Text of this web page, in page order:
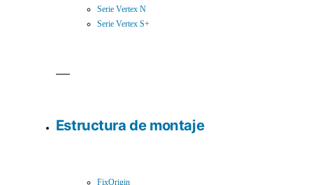
Serie Vertex N
Serie Vertex S+
Estructura de montaje
FixOrigin